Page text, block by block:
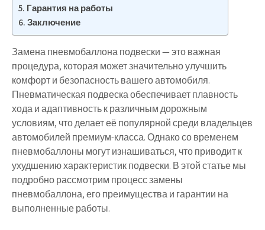
Гарантия на работы
Заключение
Замена пневмобаллона подвески — это важная
процедура, которая может значительно улучшить
комфорт и безопасность вашего автомобиля.
Пневматическая подвеска обеспечивает плавность
хода и адаптивность к различным дорожным
условиям, что делает её популярной среди владельцев
автомобилей премиум-класса. Однако со временем
пневмобаллоны могут изнашиваться, что приводит к
ухудшению характеристик подвески. В этой статье мы
подробно рассмотрим процесс замены
пневмобаллона, его преимущества и гарантии на
выполненные работы.